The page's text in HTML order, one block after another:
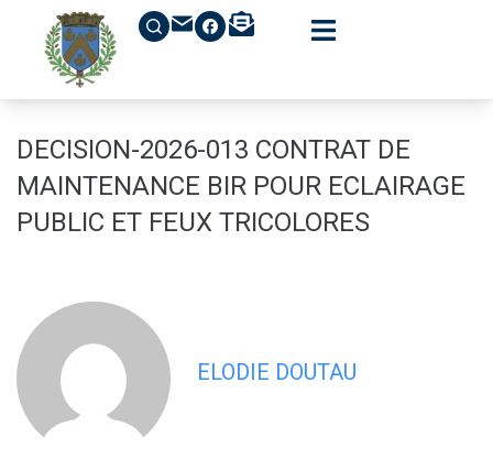
principal
DECISION-2026-013 CONTRAT DE
MAINTENANCE BIR POUR ECLAIRAGE
PUBLIC ET FEUX TRICOLORES
ELODIE DOUTAU